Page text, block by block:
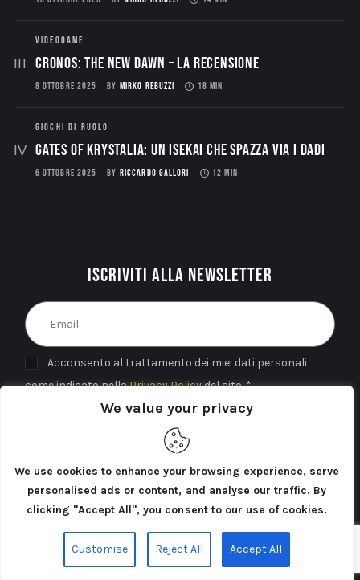
We value your privacy
We use cookies to enhance your browsing experience, serve
personalised ads or content, and analyse our traffic. By
clicking "Accept All", you consent to our use of cookies.
Customise Reject All Accept All
VIDEOGAME
CRONOS: THE NEW DAWN – La Recensione
8 OTTOBRE 2025 BY MIRKO REBUZZI 18 MIN
GIOCHI DI RUOLO
Gates of Krystalia: Un Isekai che spazza via i dadi
6 OTTOBRE 2025 BY RICCARDO GALLORI 12 MIN
Iscriviti alla newsletter
Acconsento al trattamento dei miei dati personali
come indicato nellaPrivacy Policydel sito. *
INVIA
Cercatori di Atlantide 2025©. Tutti i diritti riservati.
Privacy PolicyCookie Policy